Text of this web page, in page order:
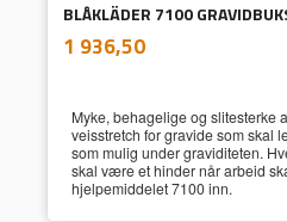
Pris
1 936,50mva.
Myke, behagelige og slitesterke
veisstretch for gravide som skal
som mulig under graviditeten.
skal være et hinder når arbeid
hjelpemiddelet 7100 inn.